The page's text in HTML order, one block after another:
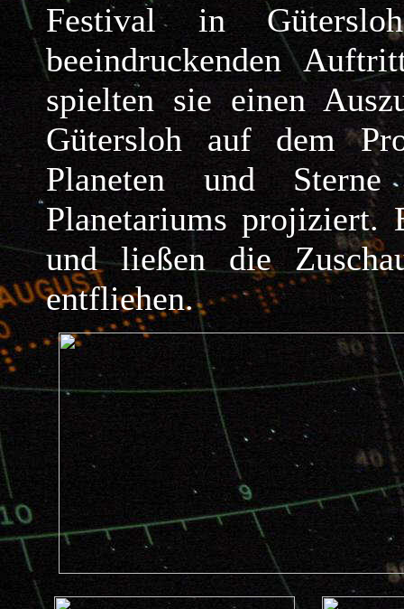
Festival in
beeindruckenden
spielten sie einen
Gütersloh auf dem
Planeten und
Planetariums
und ließen die
entfliehen.